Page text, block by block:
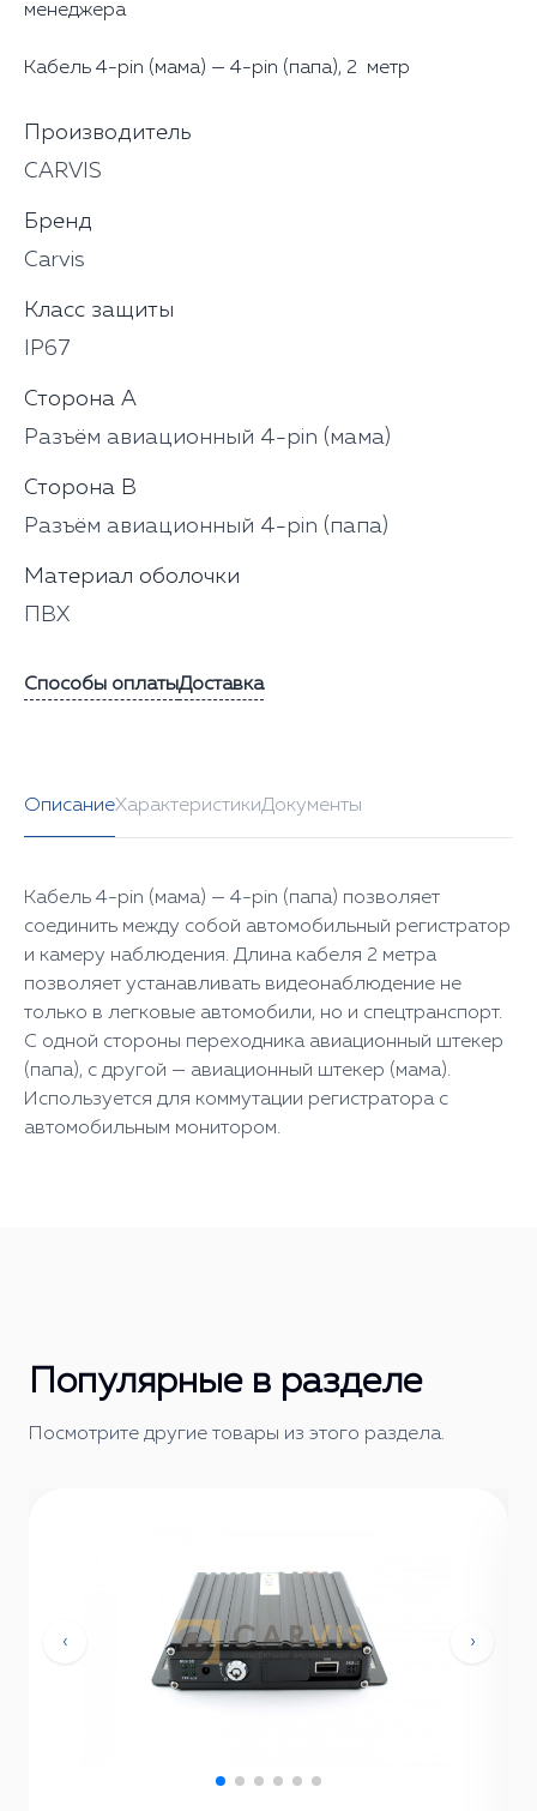
менеджера
Кабель 4-pin (мама) — 4-pin (папа), 2 метр
Производитель
CARVIS
Бренд
Carvis
Класс защиты
IP67
Сторона А
Разъём авиационный 4-pin (мама)
Сторона В
Разъём авиационный 4-pin (папа)
Материал оболочки
ПВХ
Способы оплатыДоставка
ОписаниеХарактеристикиДокументы
Кабель 4-pin (мама) — 4-pin (папа) позволяет
соединить между собой автомобильный регистратор
и камеру наблюдения. Длина кабеля 2 метра
позволяет устанавливать видеонаблюдение не
только в легковые автомобили, но и спецтранспорт.
С одной стороны переходника авиационный штекер
(папа), с другой — авиационный штекер (мама).
Используется для коммутации регистратора с
автомобильным монитором.
Популярные в разделе
Посмотрите другие товары из этого раздела.
‹ ›